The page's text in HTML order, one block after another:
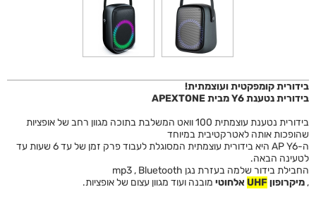
בידורית קומפקטית ועוצמתית!
בידורית נטענת Y6 מבית APEXTONE
בידורית נטענת עוצמתית 100 וואט המשלבת בתוכה מגוון רחב של אופציות
שהופכות אותה לאטרקטיבית במיוחד
ה-AP Y6 היא בידורית עוצמתית המסוגלת לעבוד פרק זמן של עד 6 שעות עד
לטעינה הבאה.
החבילת בידור שלמה בעזרת נגן mp3 , Bluetooth
, מיקרופוןUHF אלחוטי מובנה ועוד מגוון עצום של אופציות.